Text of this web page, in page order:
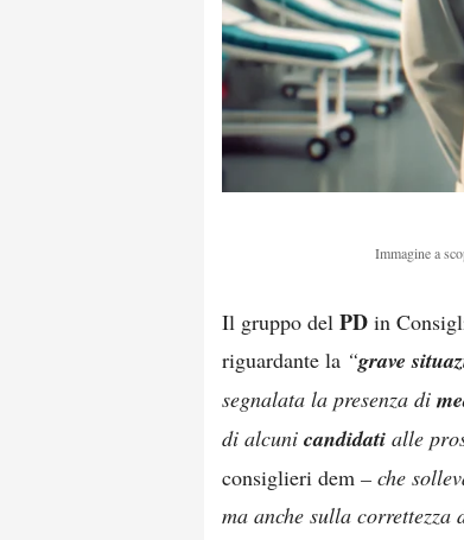
Immagine a
Il gruppo del PD in
riguardante la “grave
segnalata la presenza di
di alcuni candidati alle
consiglieri dem – che
ma anche sulla